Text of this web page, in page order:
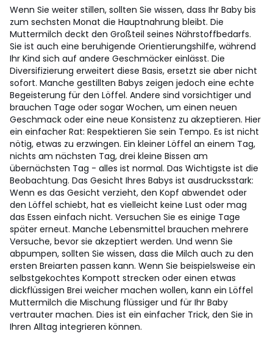
Wenn Sie weiter stillen, sollten Sie wissen, dass Ihr Baby bis
zum sechsten Monat die Hauptnahrung bleibt. Die
Muttermilch deckt den Großteil seines Nährstoffbedarfs.
Sie ist auch eine beruhigende Orientierungshilfe, während
Ihr Kind sich auf andere Geschmäcker einlässt. Die
Diversifizierung erweitert diese Basis, ersetzt sie aber nicht
sofort. Manche gestillten Babys zeigen jedoch eine echte
Begeisterung für den Löffel. Andere sind vorsichtiger und
brauchen Tage oder sogar Wochen, um einen neuen
Geschmack oder eine neue Konsistenz zu akzeptieren. Hier
ein einfacher Rat: Respektieren Sie sein Tempo. Es ist nicht
nötig, etwas zu erzwingen. Ein kleiner Löffel an einem Tag,
nichts am nächsten Tag, drei kleine Bissen am
übernächsten Tag - alles ist normal. Das Wichtigste ist die
Beobachtung. Das Gesicht Ihres Babys ist ausdrucksstark:
Wenn es das Gesicht verzieht, den Kopf abwendet oder
den Löffel schiebt, hat es vielleicht keine Lust oder mag
das Essen einfach nicht. Versuchen Sie es einige Tage
später erneut. Manche Lebensmittel brauchen mehrere
Versuche, bevor sie akzeptiert werden. Und wenn Sie
abpumpen, sollten Sie wissen, dass die Milch auch zu den
ersten Breiarten passen kann. Wenn Sie beispielsweise ein
selbstgekochtes Kompott strecken oder einen etwas
dickflüssigen Brei weicher machen wollen, kann ein Löffel
Muttermilch die Mischung flüssiger und für Ihr Baby
vertrauter machen. Dies ist ein einfacher Trick, den Sie in
Ihren Alltag integrieren können.